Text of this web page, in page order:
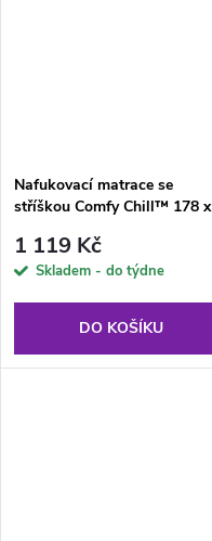
Nafukovací matrace se
stříškou Comfy Chill™ 178 x
1 119 Kč
Skladem - do týdne
DO KOŠÍKU